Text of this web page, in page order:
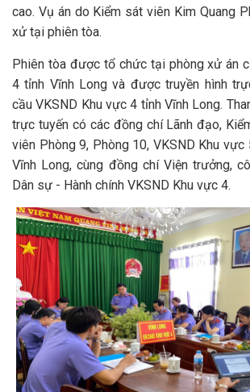
cao. Vụ án do Kiểm sát viên Kim Quang
xử tại phiên tòa.
Phiên tòa được tổ chức tại phòng xử án
4 tỉnh Vĩnh Long và được truyền hình
cầu VKSND Khu vực 4 tỉnh Vĩnh Long.
trực tuyến có các đồng chí Lãnh đạo,
viên Phòng 9, Phòng 10, VKSND Khu
Vĩnh Long, cùng đồng chí Viện trưởng,
Dân sự - Hành chính VKSND Khu vực 4.